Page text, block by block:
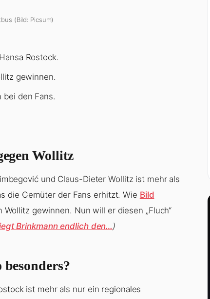
(Bild: Picsum)
Rostock.
gewinnen.
bei den Fans.
Wollitz
und Claus-Dieter Wollitz ist mehr als
die Gemüter der Fans erhitzt. Wie Bild
gewinnen. Nun will er diesen „Fluch“
Brinkmann endlich den… )
ist mehr als nur ein regionales